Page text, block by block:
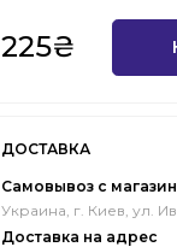
225₴
ДОСТАВКА
Самовывоз с
Украина, г. Киев, ул.
Доставка на адрес